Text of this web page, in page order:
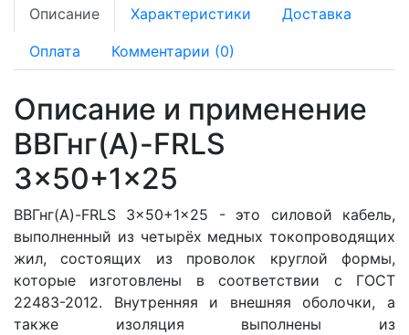
Описание Характеристики Доставка
Оплата Комментарии (0)
Описание и применение
ВВГнг(A)-FRLS
3x50+1x25
ВВГнг(A)-FRLS 3x50+1x25 - это силовой кабель,
выполненный из четырёх медных токопроводящих
жил, состоящих из проволок круглой формы,
которые изготовлены в соответствии с ГОСТ
22483-2012. Внутренняя и внешняя оболочки, а
также изоляция выполнены из